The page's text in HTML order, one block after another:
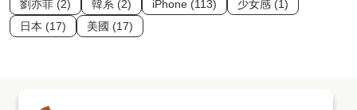
劉亦菲 (2)
韓系 (2) iPhone (113)
少女感 (1)
日本 (17)
美國 (17)